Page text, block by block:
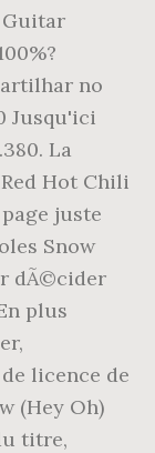
Guitar
no
Jusqu'ici
La
Hot Chili
juste
Snow
dÃ©cider
plus
de licence de
(Hey Oh)
titre,